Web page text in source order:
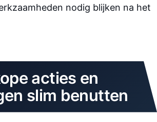
nodig blijken na het
acties en
slim benutten